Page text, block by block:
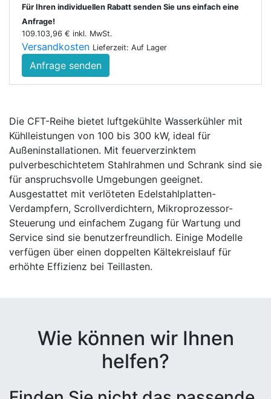
Für Ihren individuellen Rabatt senden Sie uns einfach eine
Anfrage!
109.103,96 € inkl. MwSt.
Versandkosten Lieferzeit: Auf Lager
Anfrage senden
Die CFT-Reihe bietet luftgekühlte Wasserkühler mit
Kühlleistungen von 100 bis 300 kW, ideal für
Außeninstallationen. Mit feuerverzinktem
pulverbeschichtetem Stahlrahmen und Schrank sind sie
für anspruchsvolle Umgebungen geeignet.
Ausgestattet mit verlöteten Edelstahlplatten-
Verdampfern, Scrollverdichtern, Mikroprozessor-
Steuerung und einfachem Zugang für Wartung und
Service sind sie benutzerfreundlich. Einige Modelle
verfügen über einen doppelten Kältekreislauf für
erhöhte Effizienz bei Teillasten.
Wie können wir Ihnen
helfen?